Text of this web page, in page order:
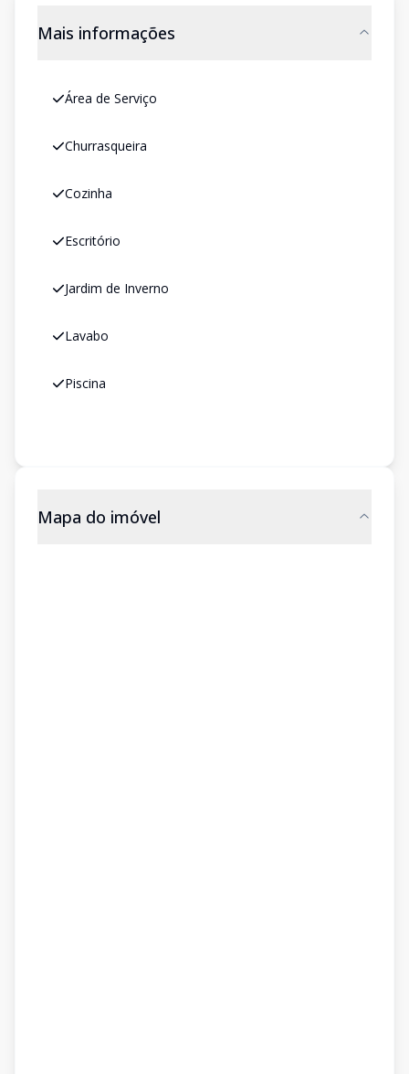
Mais informações
Área de Serviço
Churrasqueira
Cozinha
Escritório
Jardim de Inverno
Lavabo
Piscina
Mapa do imóvel